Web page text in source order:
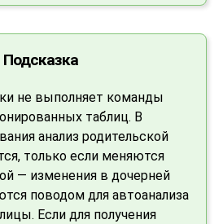
Подсказка
не выполняет команды
таблиц. В
анализ родительской
только если меняются
— изменения в дочерней
поводом для автоанализа
Если для получения